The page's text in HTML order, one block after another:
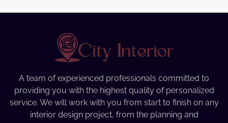
A team of experienced professionals committed to
providing you with the highest quality of personalized
service. We will work with you from start to finish on any
interior design project, from the planning and